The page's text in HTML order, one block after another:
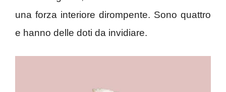
una forza interiore dirompente. Sono quattro
e hanno delle doti da invidiare.